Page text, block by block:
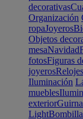
decorativas
Organización
ropaJoyeros
Objetos
mesaNavidad
fotosFiguras
joyerosRelojes
Iluminación
muebles
exterior
Light